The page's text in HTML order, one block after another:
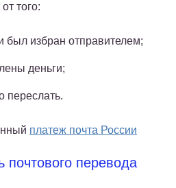
того:
был избран отправителем;
деньги;
переслать.
платеж почта России
почтового перевода